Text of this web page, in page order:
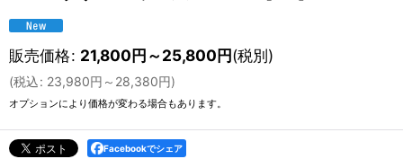
販売価格: 21,800円～25,800円(税別)
(税込: 23,980円 ～28,380円)
オプションにより価格が変わる場合もあります。
Facebookでシェア